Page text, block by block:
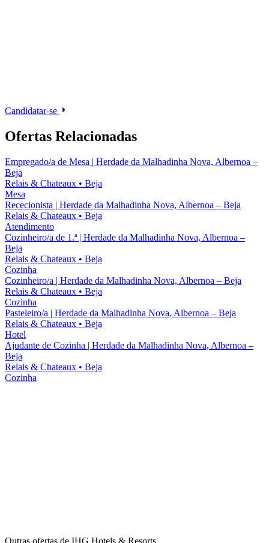
Candidatar-se
Ofertas Relacionadas
Empregado/a de Mesa | Herdade da Malhadinha Nova, Albernoa –
Beja
Relais & Chateaux • Beja
Mesa
Rececionista | Herdade da Malhadinha Nova, Albernoa – Beja
Relais & Chateaux • Beja
Atendimento
Cozinheiro/a de 1.ª | Herdade da Malhadinha Nova, Albernoa –
Beja
Relais & Chateaux • Beja
Cozinha
Cozinheiro/a | Herdade da Malhadinha Nova, Albernoa – Beja
Relais & Chateaux • Beja
Cozinha
Pasteleiro/a | Herdade da Malhadinha Nova, Albernoa – Beja
Relais & Chateaux • Beja
Hotel
Ajudante de Cozinha | Herdade da Malhadinha Nova, Albernoa –
Beja
Relais & Chateaux • Beja
Cozinha
Outras ofertas de IHG Hotels & Resorts